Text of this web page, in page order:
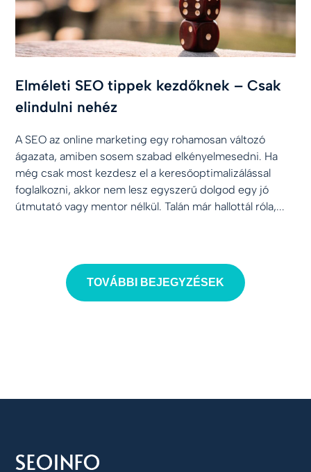
Elméleti SEO tippek kezdőknek – Csak
elindulni nehéz
A SEO az online marketing egy rohamosan változó
ágazata, amiben sosem szabad elkényelmesedni. Ha
még csak most kezdesz el a keresőoptimalizálással
foglalkozni, akkor nem lesz egyszerű dolgod egy jó
útmutató vagy mentor nélkül. Talán már hallottál róla,...
TOVÁBBI BEJEGYZÉSEK